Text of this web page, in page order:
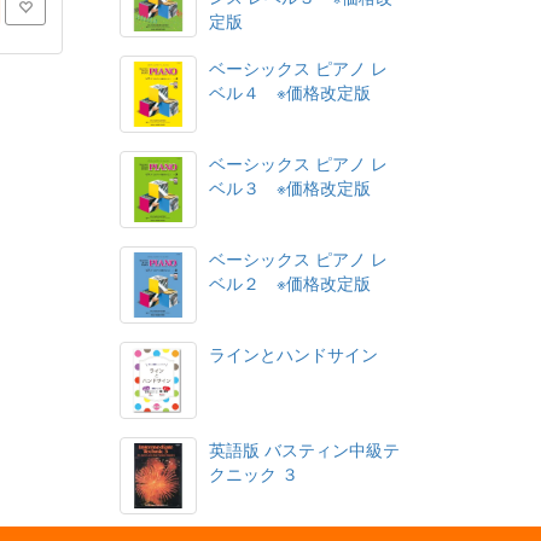
定版
ベーシックス ピアノ レ
ベル４ ※価格改定版
ベーシックス ピアノ レ
ベル３ ※価格改定版
ベーシックス ピアノ レ
ベル２ ※価格改定版
ラインとハンドサイン
英語版 バスティン中級テ
クニック ３